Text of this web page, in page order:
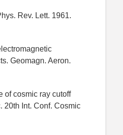
Rev. Lett. 1961.
Geomagn. Aeron.
of cosmic ray cutoff
20th Int. Conf. Cosmic